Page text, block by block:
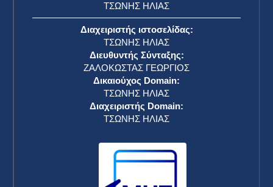
ΤΣΩΝΗΣ ΗΛΙΑΣ
Διαχειριστής ιστοσελίδας:
ΤΣΩΝΗΣ ΗΛΙΑΣ
Διευθυντής Σύνταξης:
ΖΑΛΟΚΩΣΤΑΣ ΓΕΩΡΓΙΟΣ
Δικαιούχος Domain:
ΤΣΩΝΗΣ ΗΛΙΑΣ
Διαχειριστής Domain:
ΤΣΩΝΗΣ ΗΛΙΑΣ